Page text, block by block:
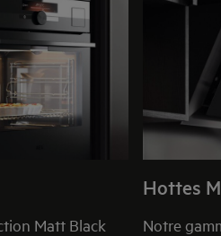
Matt Black
Hottes
Notre